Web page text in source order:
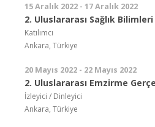
15 Aralık 2022 - 17 Aralık 2022
2. Uluslararası Sağlık
Katılımcı
Ankara, Türkiye
20 Mayıs 2022 - 22 Mayıs 2022
2. Uluslararası Emzirme
İzleyici / Dinleyici
Ankara, Türkiye